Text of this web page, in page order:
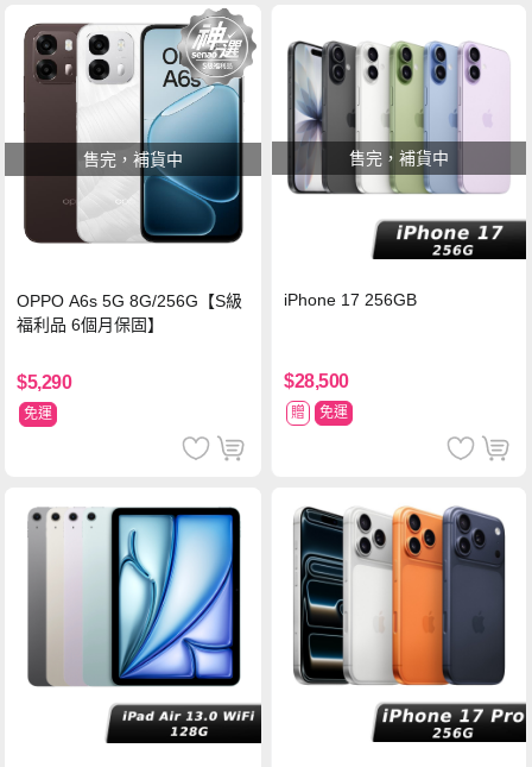
售完，補貨中
OPPO A6s 5G 8G/256G【S級
福利品 6個月保固】
$5,290
免運
售完，補貨中
iPhone 17 256GB
$28,500
贈 免運